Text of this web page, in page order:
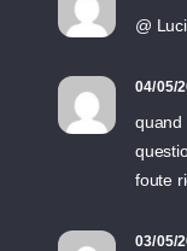
@
04/05/
quand
foute
03/05/